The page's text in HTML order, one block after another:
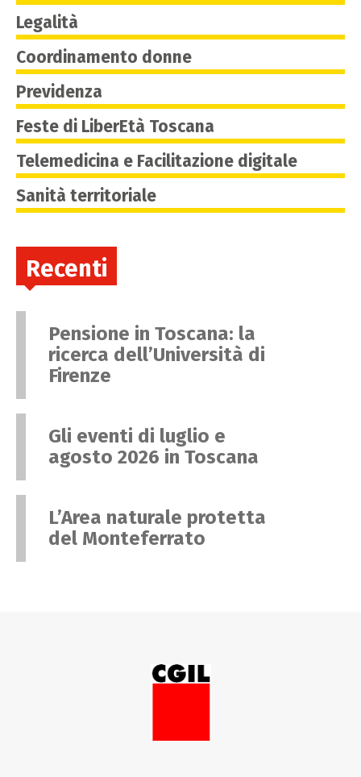
Legalità
Coordinamento donne
Previdenza
Feste di LiberEtà Toscana
Telemedicina e Facilitazione digitale
Sanità territoriale
Recenti
Pensione in Toscana: la
ricerca dell’Università di
Firenze
Gli eventi di luglio e
agosto 2026 in Toscana
L’Area naturale protetta
del Monteferrato